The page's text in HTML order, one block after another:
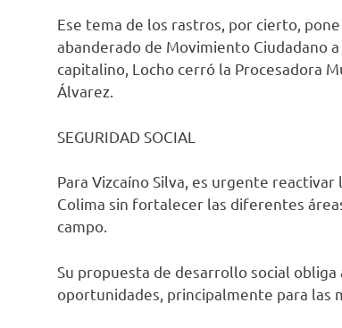
Ese tema de los rastros, por cierto,
abanderado de Movimiento Ciudadano
capitalino, Locho cerró la Procesadora
Álvarez.
SEGURIDAD SOCIAL
Para Vizcaíno Silva, es urgente
Colima sin fortalecer las diferentes
campo.
Su propuesta de desarrollo social
oportunidades, principalmente para las